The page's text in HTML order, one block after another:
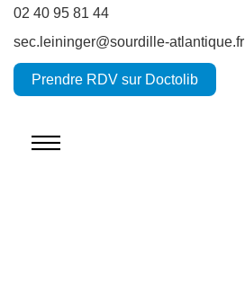
02 40 95 81 44
sec.leininger@sourdille-atlantique.fr
Prendre RDV sur Doctolib